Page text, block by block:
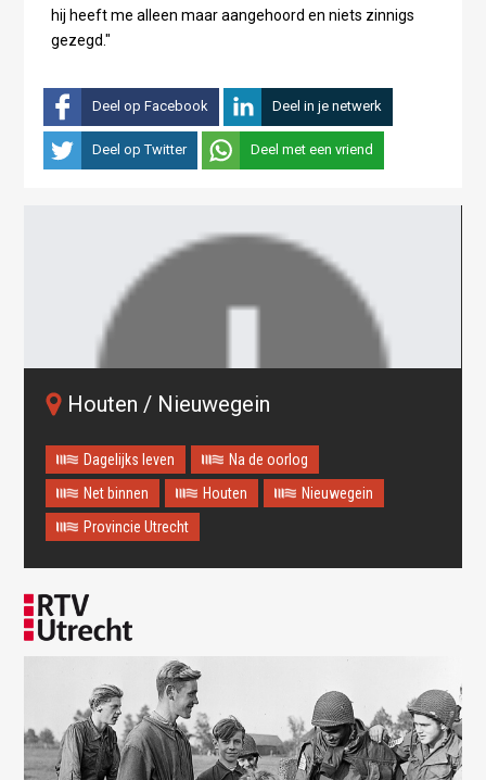
hij heeft me alleen maar aangehoord en niets zinnigs
gezegd."
Deel op Facebook Deel in je netwerk
Deel op Twitter Deel met een vriend
Oops! Something went
This page didn't load Google Maps correctly. See the
JavaScript console for technical details.
Houten / Nieuwegein
Dagelijks leven
Na de oorlog
Net binnen
Houten
Nieuwegein
Provincie Utrecht